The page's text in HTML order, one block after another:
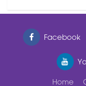
Facebook